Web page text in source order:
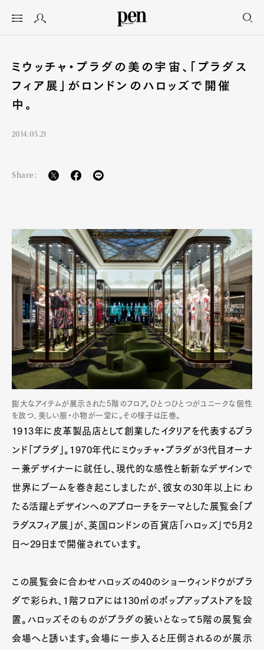
ミウッチャ・プラダの美の宇宙、「プラダス
フィア展」がロンドンのハロッズで開催
中。
2014.05.21
Share:
膨大なアイテムが展示された5階のフロア。ひとつひとつがユニークな個性
を放つ、美しい服・小物が一堂に。その様子は圧巻。
1913年に皮革製品店として創業したイタリアを代表するブラ
ンド「プラダ」。1970年代にミウッチャ・プラダが3代目オーナ
ー兼デザイナーに就任し、現代的な感性と斬新なデザインで
世界にブームを巻き起こしましたが、彼女の30年以上にわ
たる活躍とデザインへのアプローチをテーマとした展覧会「プ
ラダスフィア展」が、英国ロンドンの百貨店「ハロッズ」で5月2
日～29日まで開催されています。
この展覧会に合わせハロッズの40のショーウィンドウがプラ
ダで彩られ、1階フロアには130㎡のポップアップストアを設
置。ハロッズそのものがプラダの装いとなって5階の展覧会
会場へと誘います。会場に一歩入ると圧倒されるのが展示